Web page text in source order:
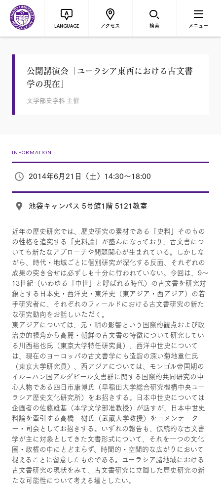
LANGUAGE アクセス 検索 メニュー
公開講演会「ユーラシア東西における古文書
学の現在」
文学部史学科 主催
INFORMATION
2014年6月21日（土）14:30～18:00
池袋キャンパス 5号館1階 5121教室
近年の歴史研究では、歴史研究の素材である「史料」そのもの
の性格を追究する「史料論」が盛んになっており、古文書につ
いても新たなアプローチや問題関心が生まれている。しかしな
がら、時代・地域ごとに個別研究が深化する反面、それぞれの
成果の突き合せは必ずしも十分に行われていない。今回は、9～
13世紀（いわゆる「中世」と呼ばれる時代）の古文書を研究対
象とする日本史・西洋史・東洋史（東アジア・西アジア）の若
手研究者に、それぞれのフィールドにおける古文書研究の新た
な研究動向をお話しいただく。
東アジアについては、元・明の影響という国際的観点および政
治史的視角から高麗・朝鮮の古文書の特徴について研究してい
る川西裕也氏（東京大学特任研究員）、西洋中世史について
は、現在のヨーロッパの古文書学にも造詣の深い菊地重仁氏
（東京大学研究員）、西アジアについては、モンゴル帝国期の
イル＝ハン国アルダビール文書群に関する国際的共同研究の中
心人物である四日市康博氏（早稲田大学総合研究機構中央ユー
ラシア歴史文化研究所）をお招きする。日本中世史については
企画者の佐藤雄基（本学文学部准教授）が話すが、日本中世史
料論を牽引する高橋一樹氏（武蔵大学教授）をコメンテータ
ー・司会としてお招きする。いずれの報告も、伝統的な古文書
学が主に対象としてきた文書形式について、それを一つの文化
圏・政権の中にとどまらず、時間的・空間的な広がりにおいて
捉えることに留意したものである。ユーラシア諸地域における
古文書研究の現状をみて、古文書研究に立脚した歴史研究の新
たな可能性について考える場としたい。